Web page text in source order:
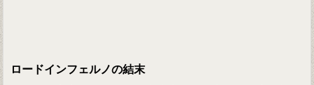
ロードインフェルノの結末